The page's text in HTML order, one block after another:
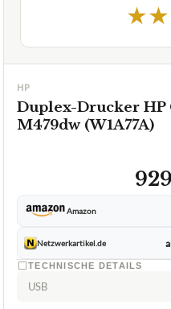
★★
HP
Duplex-Drucker HP
M479dw (W1A77A)
Amazon
Netzwerkartikel.de
TECHNISCHE DETAILS
USB